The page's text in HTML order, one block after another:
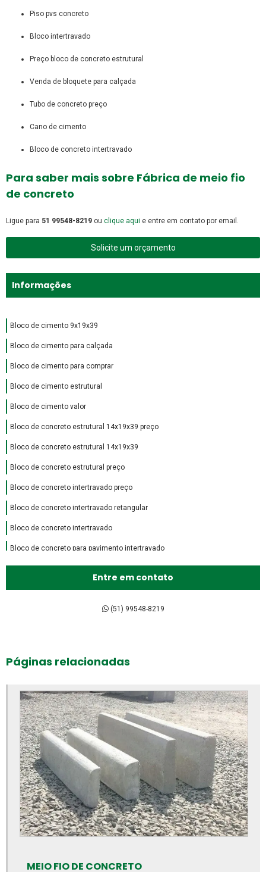
piso pvs concreto
bloco intertravado
preço bloco de concreto estrutural
venda de bloquete para calçada
tubo de concreto preço
cano de cimento
bloco de concreto intertravado
Para saber mais sobre Fábrica de meio fio
de concreto
Ligue para 51 99548-8219 ou clique aqui e entre em contato por email.
Solicite um orçamento
Informações
Bloco de cimento 9x19x39
Bloco de cimento para calçada
Bloco de cimento para comprar
Bloco de cimento estrutural
Bloco de cimento valor
Bloco de concreto estrutural 14x19x39 preço
Bloco de concreto estrutural 14x19x39
Bloco de concreto estrutural preço
Bloco de concreto intertravado preço
Bloco de concreto intertravado retangular
Bloco de concreto intertravado
Bloco de concreto para pavimento intertravado
Bloco de encaixe de concreto
Bloco intertravado de concreto preço
Bloco intertravado de concreto
Bloco intertravado retangular
Bloco intertravado
Blocos para calçada preço
Blocos para calçada
Blocos para calçamento
Blocos de concreto 14x19x39 fábrica
Blocos de concreto 14x19x39 preço
Blocos de concreto 14x19x39cm
Blocos de concreto para calçada
Entre em contato
(51) 99548-8219
Páginas relacionadas
MEIO FIO DE CONCRETO